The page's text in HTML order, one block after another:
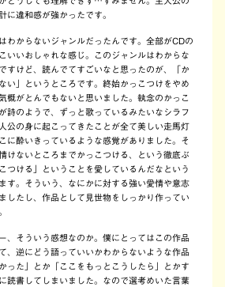
に違和感が強かったです。
からないジャンルだったんです。全部がCDの
いいおしゃれな感じ。このジャンルはわからな
すけど、読んでてすごいなと思ったのが、「か
い」というところです。終始かっこつけをやめ
概がとんでもないと思いました。執念のかっこ
詩のようで、ずっと歌っているみたいなシラフ
公の身に起こってきたことが全て美しい走馬灯
に酔いきっているような感覚がありました。そ
けないところまでかっこつける、という徹底ぶ
つける」ということを愛しているんだなという
す。そういう、なにかに対する強い愛情や意志
したし、作品として見世物をしっかり作ってい
そういう感想なのか。僕にとってはこの作品
、逆にどう語っていいかわからないような作品
った」とか「ここをもっとこうしたら」とかす
読書してしまいました。なので選考めいた言葉